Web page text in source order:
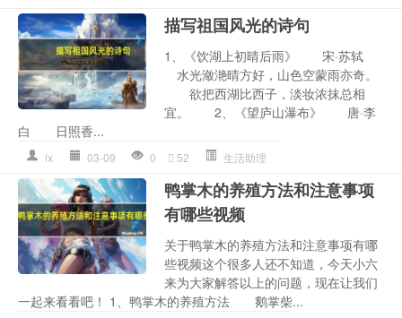
描写祖国风光的诗句
1、《饮湖上初晴后雨》 宋·苏轼
水光潋滟晴方好，山色空蒙雨亦奇。
欲把西湖比西子，淡妆浓抹总相
宜。 2、《望庐山瀑布》 唐·李
白 日照香...
lx 03-09 0 52 生活助理
鸭掌木的养殖方法和注意事项
有哪些视频
关于鸭掌木的养殖方法和注意事项有哪
些视频这个很多人还不知道，今天小六
来为大家解答以上的问题，现在让我们
一起来看看吧！ 1、鸭掌木的养殖方法 鹅掌柴...